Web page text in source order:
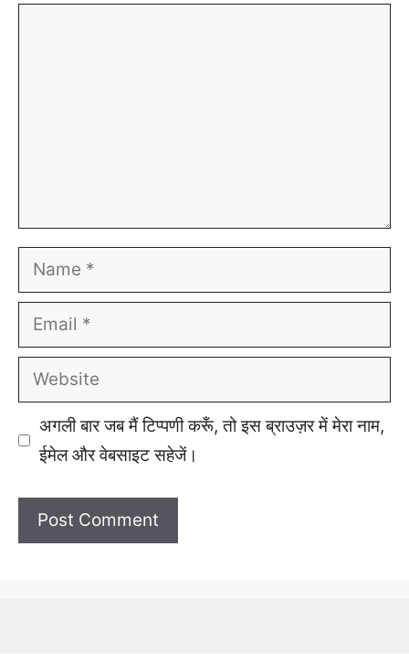
Name
Email
Website
अगली बार जब मैं टिप्पणी करूँ, तो इस ब्राउज़र में मेरा नाम,
ईमेल और वेबसाइट सहेजें।